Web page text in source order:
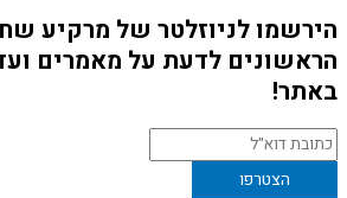
לניוזלטר של מרקיע
לדעת על מאמרים